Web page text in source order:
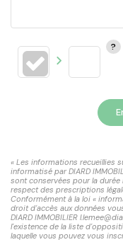
« Les informations recueillies
informatisé par DIARD
sont conservées pour la durée
respect des prescriptions
Conformément à la loi «
droit d'accès aux données
DIARD IMMOBILIER
l'existence de la liste
laquelle vous pouvez vous